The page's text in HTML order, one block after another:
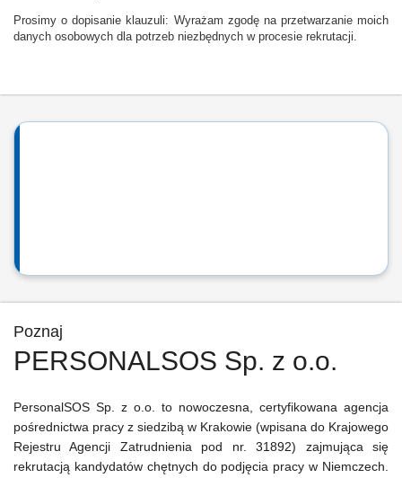
Prosimy o dopisanie klauzuli: Wyrażam zgodę na przetwarzanie moich
danych osobowych dla potrzeb niezbędnych w procesie rekrutacji.
Poznaj
PERSONALSOS Sp. z o.o.
PersonalSOS Sp. z o.o. to nowoczesna, certyfikowana agencja
pośrednictwa pracy z siedzibą w Krakowie (wpisana do Krajowego
Rejestru Agencji Zatrudnienia pod nr. 31892) zajmująca się
rekrutacją kandydatów chętnych do podjęcia pracy w Niemczech.